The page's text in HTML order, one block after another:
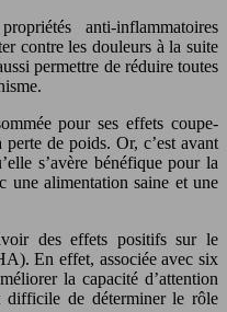
anti-inflammatoires
contre les douleurs à la suite
permettre de réduire toutes
pour ses effets coupe-
de poids. Or, c’est avant
s’avère bénéfique pour la
une alimentation saine et une
des effets positifs sur le
En effet, associée avec six
la capacité d’attention
difficile de déterminer le rôle